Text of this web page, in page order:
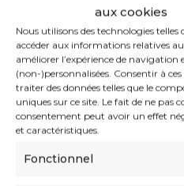
aux cookies
Nous utilisons des technologies telles
accéder aux informations relatives
améliorer l’expérience de
(non-)personnalisées. Consentir à
traiter des données telles que le
uniques sur ce site. Le fait de ne pas
consentement peut avoir un effet
et caractéristiques.
Fonctionnel
idéologiques des
sorte. Encore une
des leçons de notre
guerre de libération,
un consensus
commun qui était